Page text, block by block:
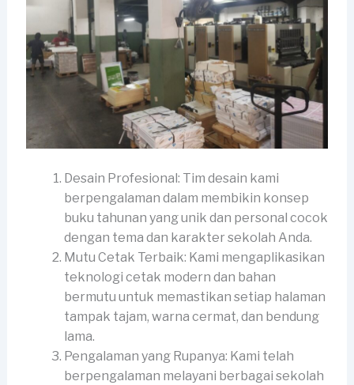
Desain Profesional: Tim desain kami
berpengalaman dalam membikin konsep
buku tahunan yang unik dan personal cocok
dengan tema dan karakter sekolah Anda.
Mutu Cetak Terbaik: Kami mengaplikasikan
teknologi cetak modern dan bahan
bermutu untuk memastikan setiap halaman
tampak tajam, warna cermat, dan bendung
lama.
Pengalaman yang Rupanya: Kami telah
berpengalaman melayani berbagai sekolah